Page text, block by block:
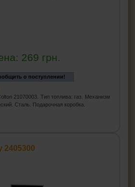
269 грн.
о поступлении!
21070003. Тип топлива: газ. Механизм
Сталь. Подарочная коробка.
2405300